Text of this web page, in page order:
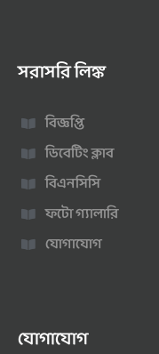
সরাসরি লিঙ্ক
বিজ্ঞপ্তি
ডিবেটিং ক্লাব
বিএনসিসি
ফটো গ্যালারি
যোগাযোগ
যোগাযোগ